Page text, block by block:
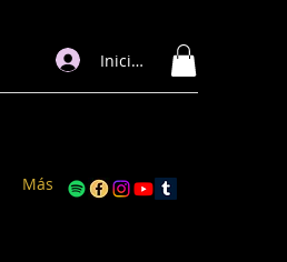
Iniciar sesión
Más